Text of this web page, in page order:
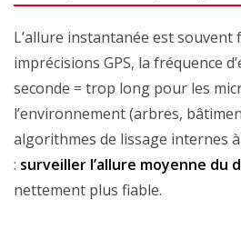
L’allure instantanée est souvent
imprécisions GPS, la fréquence
seconde = trop long pour les
l’environnement (arbres,
algorithmes de lissage internes
: surveiller l’allure moyenne du
nettement plus fiable.